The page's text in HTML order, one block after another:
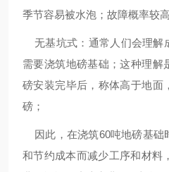
季节容易被水泡；故障概率较高
无基坑式：通常人们会理解
需要浇筑地磅基础；这种理解
磅安装完毕后，称体高于地面
磅；
因此，在浇筑60吨地磅基础
和节约成本而减少工序和材料